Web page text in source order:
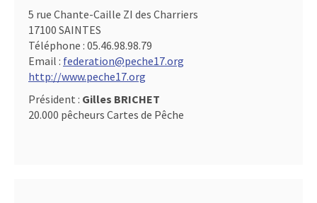
5 rue Chante-Caille ZI des Charriers
17100 SAINTES
Téléphone : 05.46.98.98.79
Email : federation@peche17.org
http://www.peche17.org
Président : Gilles BRICHET
20.000 pêcheurs Cartes de Pêche